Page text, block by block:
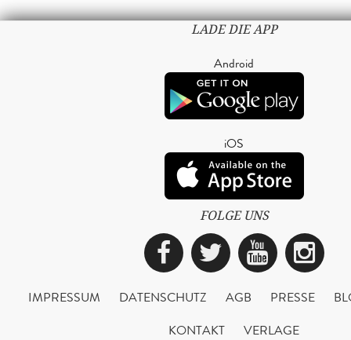
LADE DIE APP
Android
iOS
FOLGE UNS
Facebook
Twitter
IMPRESSUM DATENSCHUTZ AGB PRESSE
KONTAKT
VERLAGE